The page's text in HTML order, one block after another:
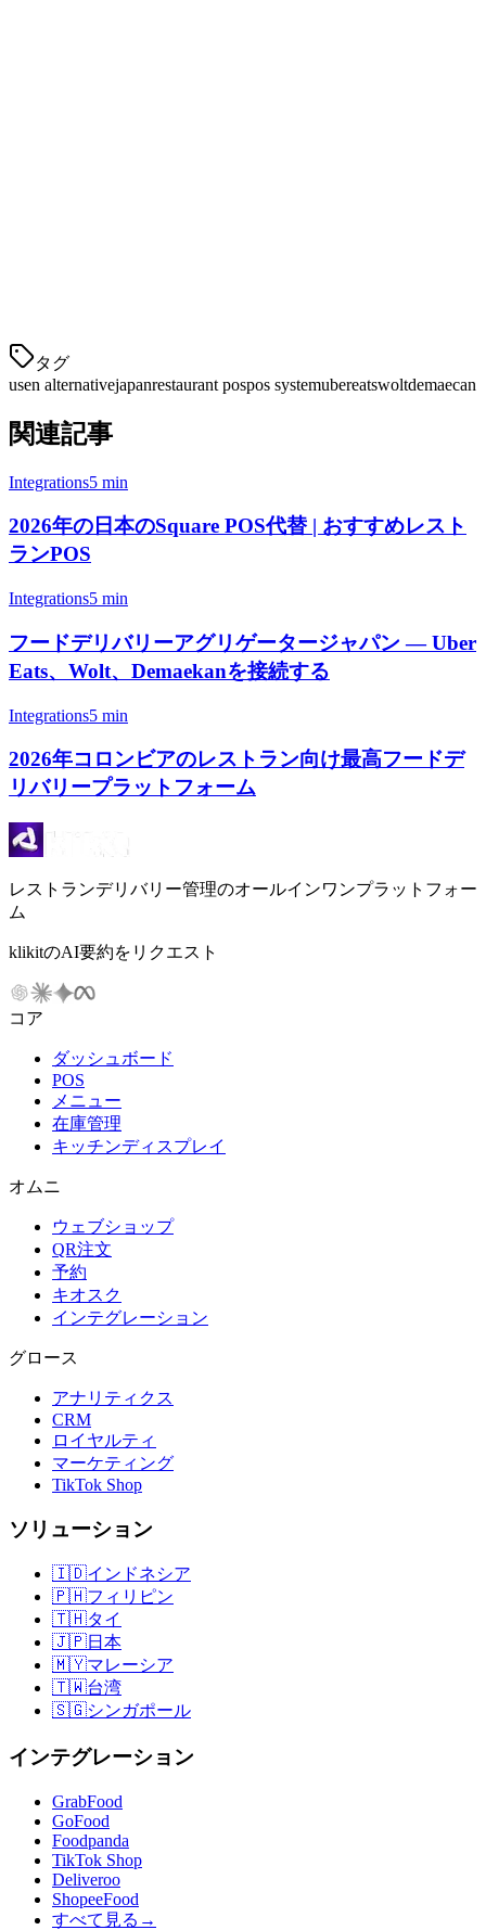
タグ
usen alternativejapanrestaurant pospos systemubereatswoltdemaecan
関連記事
Integrations5 min
2026年の日本のSquare POS代替 | おすすめレスト
ランPOS
Integrations5 min
フードデリバリーアグリゲータージャパン — Uber
Eats、Wolt、Demaekanを接続する
Integrations5 min
2026年コロンビアのレストラン向け最高フードデ
リバリープラットフォーム
レストランデリバリー管理のオールインワンプラットフォー
ム
klikitのAI要約をリクエスト
コア
ダッシュボード
POS
メニュー
在庫管理
キッチンディスプレイ
オムニ
ウェブショップ
QR注文
予約
キオスク
インテグレーション
グロース
アナリティクス
CRM
ロイヤルティ
マーケティング
TikTok Shop
ソリューション
🇮🇩インドネシア
🇵🇭フィリピン
🇹🇭タイ
🇯🇵日本
🇲🇾マレーシア
🇹🇼台湾
🇸🇬シンガポール
インテグレーション
GrabFood
GoFood
Foodpanda
TikTok Shop
Deliveroo
ShopeeFood
すべて見る →